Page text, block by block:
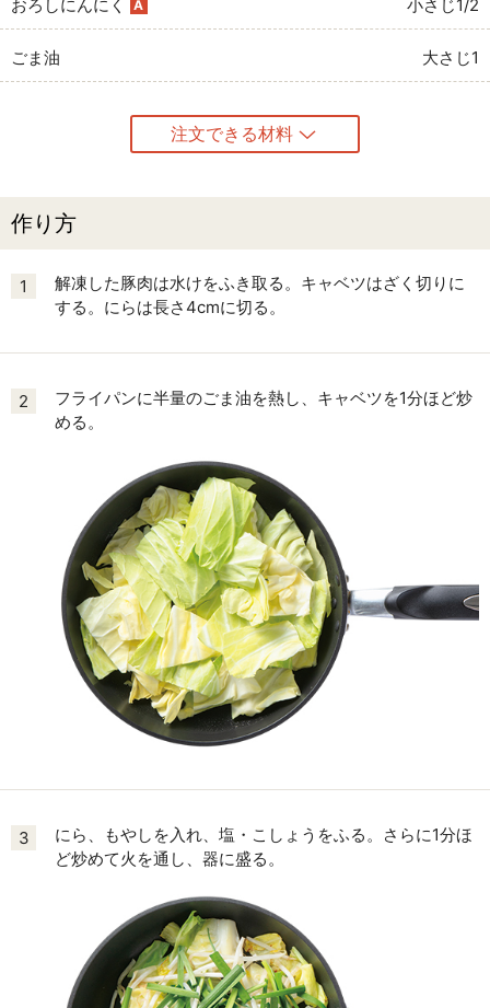
おろしにんにく A 小さじ1/2
ごま油 大さじ1
注文できる材料
作り方
1
解凍した豚肉は水けをふき取る。キャベツはざく切りに
する。にらは長さ4cmに切る。
2
フライパンに半量のごま油を熱し、キャベツを1分ほど炒
める。
3
にら、もやしを入れ、塩・こしょうをふる。さらに1分ほ
ど炒めて火を通し、器に盛る。